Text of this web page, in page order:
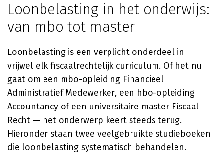
Loonbelasting in het onderwijs:
van mbo tot master
Loonbelasting is een verplicht onderdeel in
vrijwel elk fiscaalrechtelijk curriculum. Of het nu
gaat om een mbo-opleiding Financieel
Administratief Medewerker, een hbo-opleiding
Accountancy of een universitaire master Fiscaal
Recht — het onderwerp keert steeds terug.
Hieronder staan twee veelgebruikte studieboeken
die loonbelasting systematisch behandelen.